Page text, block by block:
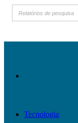
Tecnologia